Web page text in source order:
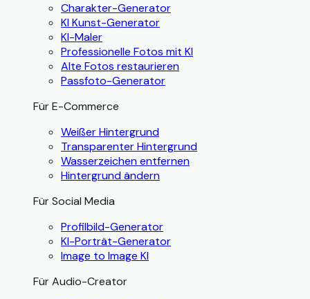
Charakter-Generator
KI Kunst-Generator
KI-Maler
Professionelle Fotos mit KI
Alte Fotos restaurieren
Passfoto-Generator
Für E-Commerce
Weißer Hintergrund
Transparenter Hintergrund
Wasserzeichen entfernen
Hintergrund ändern
Für Social Media
Profilbild-Generator
KI-Porträt-Generator
Image to Image KI
Für Audio-Creator